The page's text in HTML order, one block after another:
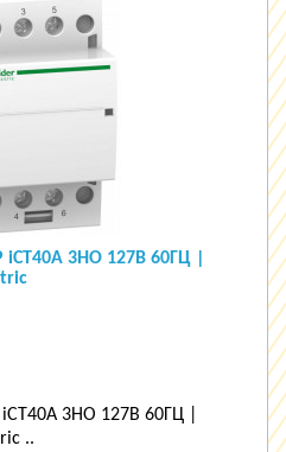
3НО 127В 60ГЦ |
3НО 127В 60ГЦ |
..